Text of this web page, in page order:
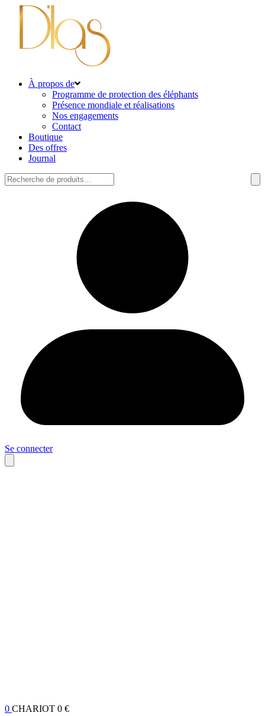
À propos de
Programme de protection des éléphants
Présence mondiale et réalisations
Nos engagements
Contact
Boutique
Des offres
Journal
Rechercher:
Se connecter
0 CHARIOT 0 €